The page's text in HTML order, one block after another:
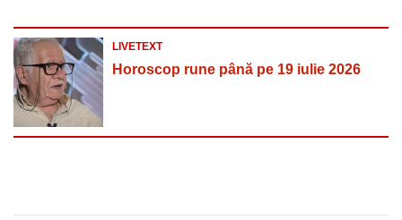
LIVETEXT
Horoscop rune până pe 19 iulie 2026